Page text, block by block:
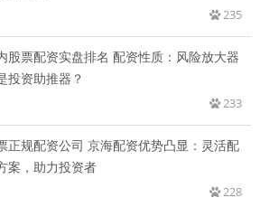
235
股票配资实盘排名 配资性质：风险放大器
投资助推器？
233
正规配资公司 京海配资优势凸显：灵活配
案，助力投资者
228